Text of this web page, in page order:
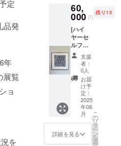
定
発
年
展覧
ョ
を
45×45
㌢ エ
ディ
ション
９０
枚 エ
ディ
ション
ナン
バーは
選べま
せん
60,
000 円
残り15
[ハイ
ヤーセ
ルフに
赦され
る存在
たち] フ
レーム
に入っ
たジグ
レー版
画 画
面サイ
ズ
30×30
㌢ フ
支援
者：
0人
お届
け予
定：
2025
年08
月
詳細を見る
こ
の
リ
タ
ー
ン
を
選